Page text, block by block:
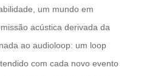
um mundo em
acústica derivada da
ao audioloop: um loop
com cada novo evento